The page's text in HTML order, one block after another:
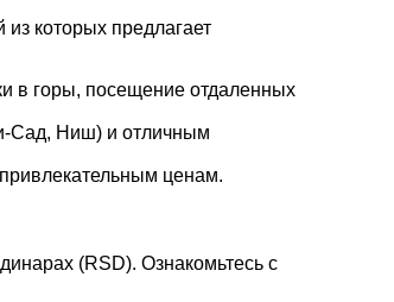
которых предлагает
в горы, посещение отдаленных
Сад, Ниш) и отличным
ценам.
(RSD). Ознакомьтесь с